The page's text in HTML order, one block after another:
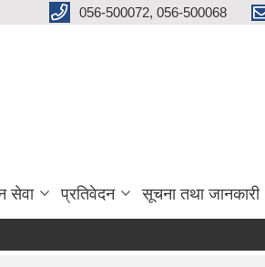
056-500072, 056-500068
सेवा प्रतिवेदन सूचना तथा जानकारी